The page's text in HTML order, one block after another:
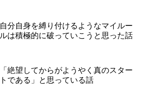
自分自身を縛り付けるようなマイルー
ルは積極的に破っていこうと思った話
「絶望してからがようやく真のスター
トである」と思っている話